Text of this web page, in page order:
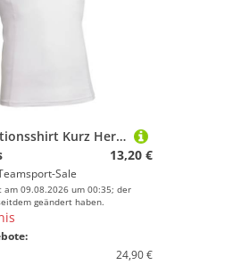
Select Funktionsshirt Kurz Herren weiss large
13,20 €
Sale
09.08.2026 um 00:35; der
geändert haben.
24,90 €